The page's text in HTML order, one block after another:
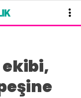
ekibi,